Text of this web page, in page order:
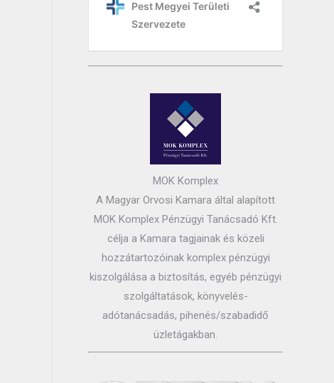
MOK Komplex
A Magyar Orvosi Kamara által alapított
MOK Komplex Pénzügyi Tanácsadó Kft.
célja a Kamara tagjainak és közeli
hozzátartozóinak komplex pénzügyi
kiszolgálása a biztosítás, egyéb pénzügyi
szolgáltatások, könyvelés-
adótanácsadás, pihenés/szabadidő
üzletágakban.